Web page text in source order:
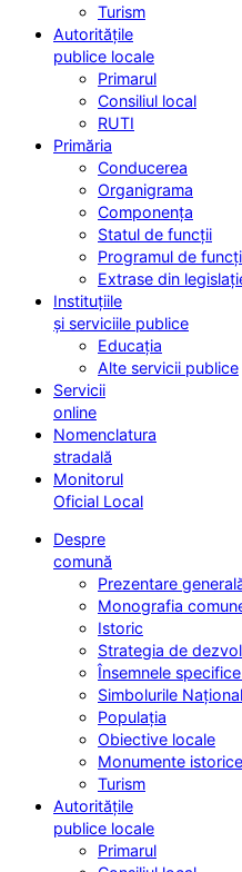
Turism
Autoritățile
publice locale
Primarul
Consiliul local
RUTI
Primăria
Conducerea
Organigrama
Componența
Statul de funcții
Programul de
Extrase din
Instituțiile
și serviciile publice
Educația
Alte servicii publice
Servicii
online
Nomenclatura
stradală
Monitorul
Oficial Local
Despre
comună
Prezentare
Monografia
Istoric
Strategia de
Însemnele
Simbolurile
Populația
Obiective locale
Monumente istorice
Turism
Autoritățile
publice locale
Primarul